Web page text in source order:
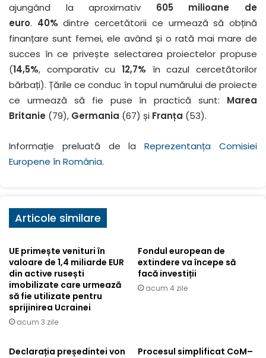
ajungând la aproximativ 605 milioane de
euro. 40% dintre cercetătorii ce urmează să obțină
finanțare sunt femei, ele având și o rată mai mare de
succes în ce privește selectarea proiectelor propuse
(14,5%, comparativ cu 12,7% în cazul cercetătorilor
bărbați). Țările ce conduc în topul numărului de proiecte
ce urmează să fie puse în practică sunt: Marea
Britanie (79), Germania (67) și Franța (53).
Informație preluată de laReprezentanța Comisiei
Europene în România.
Articole similare
UE primește venituri în
valoare de 1,4 miliarde EUR
din active rusești
imobilizate care urmează
să fie utilizate pentru
sprijinirea Ucrainei
acum 3 zile
Fondul european de
extindere va începe să
facă investiții
acum 4 zile
Declarația președintei von
Procesul simplificat CoM–